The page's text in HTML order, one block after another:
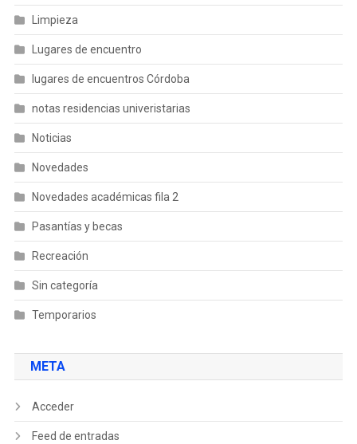
Limpieza
Lugares de encuentro
lugares de encuentros Córdoba
notas residencias univeristarias
Noticias
Novedades
Novedades académicas fila 2
Pasantías y becas
Recreación
Sin categoría
Temporarios
META
Acceder
Feed de entradas